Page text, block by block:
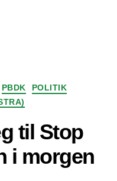
PBDK
POLITIK
til Stop
i morgen